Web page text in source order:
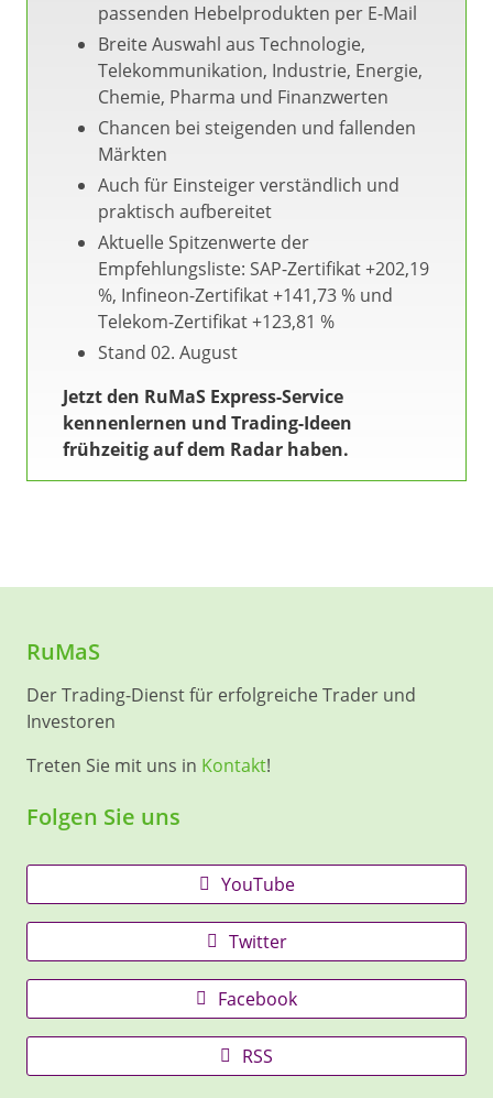
passenden Hebelprodukten per E-Mail
Breite Auswahl aus Technologie,
Telekommunikation, Industrie, Energie,
Chemie, Pharma und Finanzwerten
Chancen bei steigenden und fallenden
Märkten
Auch für Einsteiger verständlich und
praktisch aufbereitet
Aktuelle Spitzenwerte der
Empfehlungsliste: SAP-Zertifikat +202,19
%, Infineon-Zertifikat +141,73 % und
Telekom-Zertifikat +123,81 %
Stand 02. August
Jetzt den RuMaS Express-Service
kennenlernen und Trading-Ideen
frühzeitig auf dem Radar haben.
RuMaS
Der Trading-Dienst für erfolgreiche Trader und
Investoren
Treten Sie mit uns in Kontakt!
Folgen Sie uns
YouTube
Twitter
Facebook
RSS